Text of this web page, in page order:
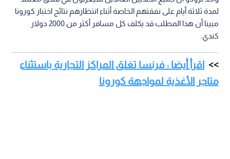
لمدة ثلاثة أيام على نفقتهم الخاصة أثناء انتظارهم نتائج اختبار كورونا
مبينا أن هذا المطلب قد يكلف كل مسافر أكثر من 2000 دولار
كندي.
اقرأ أيضا : فرنسا تغلق المراكز التجارية باستثناء
متاجر الأغذية لمواجهة كورونا